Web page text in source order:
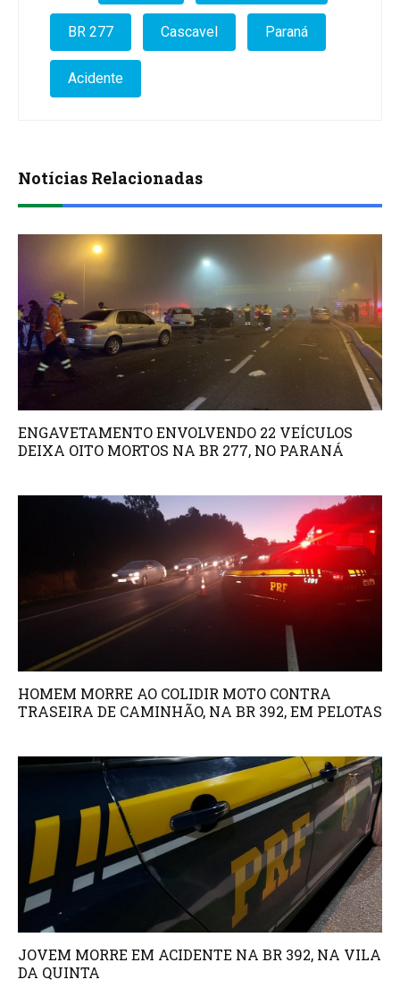
BR 277 Cascavel Paraná
Acidente
Notícias Relacionadas
ENGAVETAMENTO ENVOLVENDO 22 VEÍCULOS
DEIXA OITO MORTOS NA BR 277, NO PARANÁ
HOMEM MORRE AO COLIDIR MOTO CONTRA
TRASEIRA DE CAMINHÃO, NA BR 392, EM PELOTAS
JOVEM MORRE EM ACIDENTE NA BR 392, NA VILA
DA QUINTA